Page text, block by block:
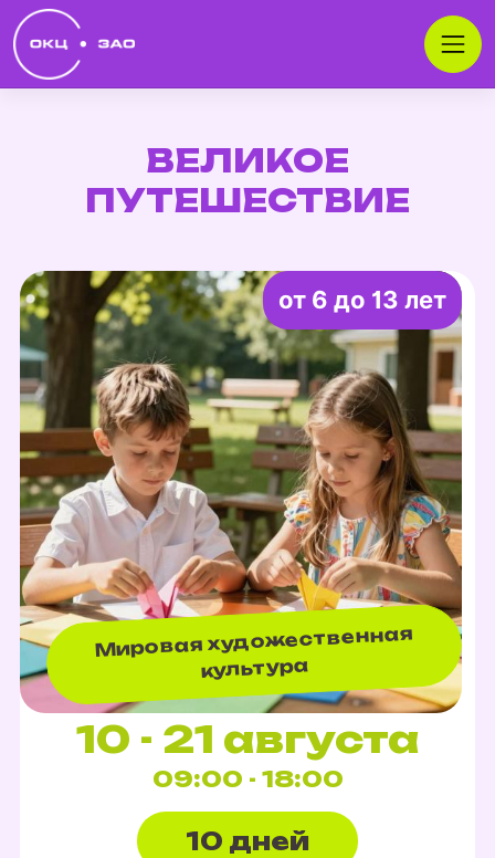
ВЕЛИКОЕ
ПУТЕШЕСТВИЕ
от 6 до 13 лет
Мировая художественная
культура
10 - 21 августа
09:00 - 18:00
10 дней